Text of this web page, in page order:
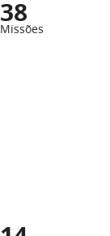
38
Missões